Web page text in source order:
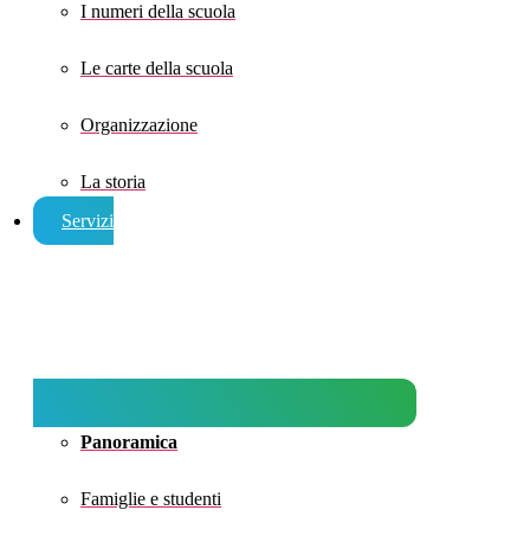
I numeri della scuola
Le carte della scuola
Organizzazione
La storia
Servizi
Panoramica
Famiglie e studenti